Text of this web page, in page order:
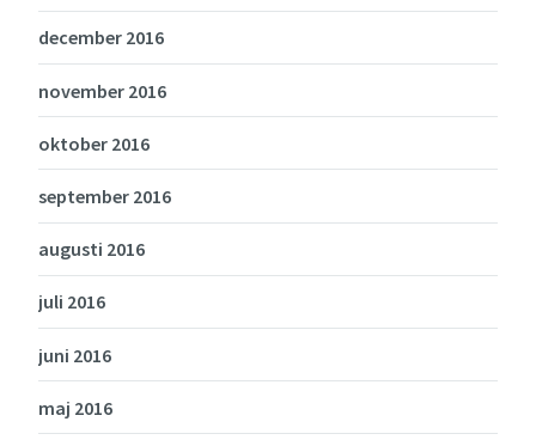
december 2016
november 2016
oktober 2016
september 2016
augusti 2016
juli 2016
juni 2016
maj 2016